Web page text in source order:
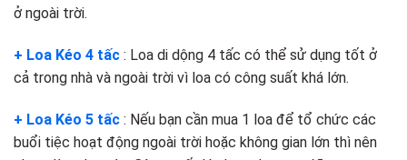
ở ngoài trời.
+ Loa Kéo 4 tấc : Loa di dộng 4 tấc có thể sử dụng tốt ở
cả trong nhà và ngoài trời vì loa có công suất khá lớn.
+ Loa Kéo 5 tấc : Nếu bạn cần mua 1 loa để tổ chức các
buổi tiệc hoạt động ngoài trời hoặc không gian lớn thì nên